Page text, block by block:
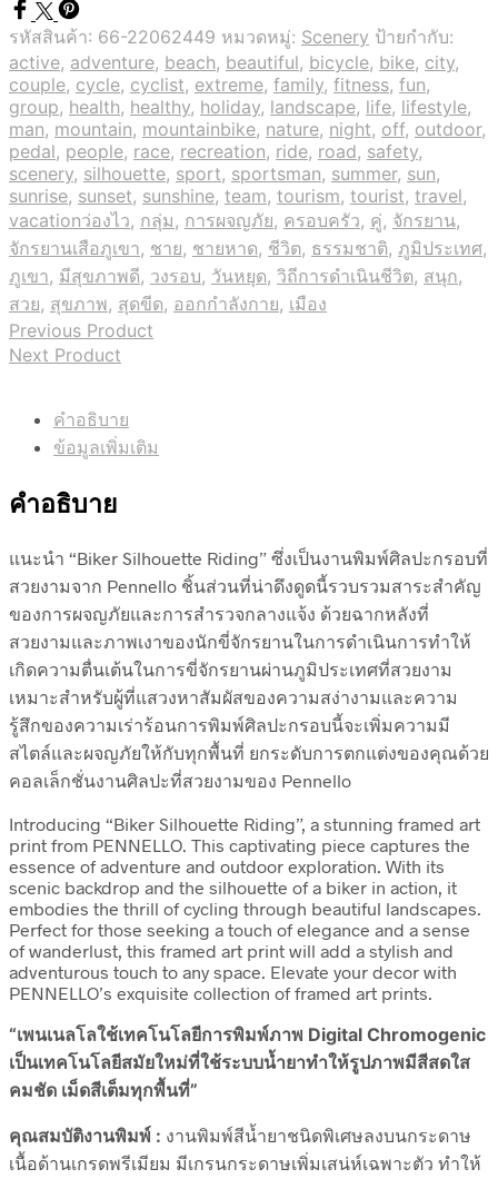
รหัสสินค้า: 66-22062449 หมวดหมู่: Scenery ป้ายกำกับ:
active, adventure, beach, beautiful, bicycle, bike, city,
couple, cycle, cyclist, extreme, family, fitness, fun,
group, health, healthy, holiday, landscape, life, lifestyle,
man, mountain, mountainbike, nature, night, off, outdoor,
pedal, people, race, recreation, ride, road, safety,
scenery, silhouette, sport, sportsman, summer, sun,
sunrise, sunset, sunshine, team, tourism, tourist, travel,
vacationว่องไว, กลุ่ม, การผจญภัย, ครอบครัว, คู่, จักรยาน,
จักรยานเสือภูเขา, ชาย, ชายหาด, ชีวิต, ธรรมชาติ, ภูมิประเทศ,
ภูเขา, มีสุขภาพดี, วงรอบ, วันหยุด, วิถีการดำเนินชีวิต, สนุก,
สวย, สุขภาพ, สุดขีด, ออกกำลังกาย, เมือง
Previous Product
Next Product
คำอธิบาย
ข้อมูลเพิ่มเติม
คำอธิบาย
แนะนำ “Biker Silhouette Riding” ซึ่งเป็นงานพิมพ์ศิลปะกรอบที่
สวยงามจาก Pennello ชิ้นส่วนที่น่าดึงดูดนี้รวบรวมสาระสำคัญ
ของการผจญภัยและการสำรวจกลางแจ้ง ด้วยฉากหลังที่
สวยงามและภาพเงาของนักขี่จักรยานในการดำเนินการทำให้
เกิดความตื่นเต้นในการขี่จักรยานผ่านภูมิประเทศที่สวยงาม
เหมาะสำหรับผู้ที่แสวงหาสัมผัสของความสง่างามและความ
รู้สึกของความเร่าร้อนการพิมพ์ศิลปะกรอบนี้จะเพิ่มความมี
สไตล์และผจญภัยให้กับทุกพื้นที่ ยกระดับการตกแต่งของคุณด้วย
คอลเล็กชั่นงานศิลปะที่สวยงามของ Pennello
Introducing “Biker Silhouette Riding”, a stunning framed art
print from PENNELLO. This captivating piece captures the
essence of adventure and outdoor exploration. With its
scenic backdrop and the silhouette of a biker in action, it
embodies the thrill of cycling through beautiful landscapes.
Perfect for those seeking a touch of elegance and a sense
of wanderlust, this framed art print will add a stylish and
adventurous touch to any space. Elevate your decor with
PENNELLO’s exquisite collection of framed art prints.
“เพนเนลโลใช้เทคโนโลยีการพิมพ์ภาพ Digital Chromogenic
เป็นเทคโนโลยีสมัยใหม่ที่ใช้ระบบน้ำยาทำให้รูปภาพมีสีสดใส
คมชัด เม็ดสีเต็มทุกพื้นที่”
คุณสมบัติงานพิมพ์ : งานพิมพ์สีน้ำยาชนิดพิเศษลงบนกระดาษ
เนื้อด้านเกรดพรีเมียม มีเกรนกระดาษเพิ่มเสน่ห์เฉพาะตัว ทำให้